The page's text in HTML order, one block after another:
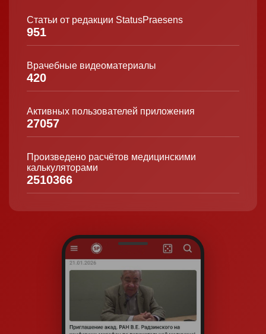
Статьи от редакции StatusPraesens
951
Врачебные видеоматериалы
420
Активных пользователей приложения
27057
Произведено расчётов медицинскими
калькуляторами
2510366